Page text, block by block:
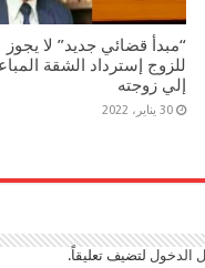
“مبدأ قضائي جديد” لا يجوز
للزوج إسترداد الشقة
إلي زوجته
30 يناير، 2022
الدخول لتضيف تعليقاً.